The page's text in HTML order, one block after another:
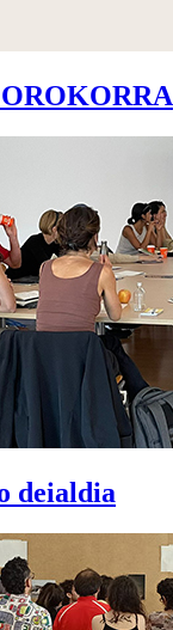
deialdia